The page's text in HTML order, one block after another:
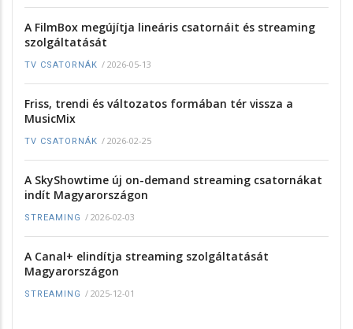
A FilmBox megújítja lineáris csatornáit és streaming
szolgáltatását
TV CSATORNÁK / 2026-05-13
Friss, trendi és változatos formában tér vissza a
MusicMix
TV CSATORNÁK / 2026-02-25
A SkyShowtime új on-demand streaming csatornákat
indít Magyarországon
STREAMING / 2026-02-03
A Canal+ elindítja streaming szolgáltatását
Magyarországon
STREAMING / 2025-12-01